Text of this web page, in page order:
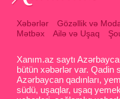
Xəbərlər Gözəllik və
Mətbəx
Ailə və Uşaq
Xanım.az saytı
bütün xəbərlər var. Qadin
Azərbaycan qadınları,
südü, uşaqlar, uşaq